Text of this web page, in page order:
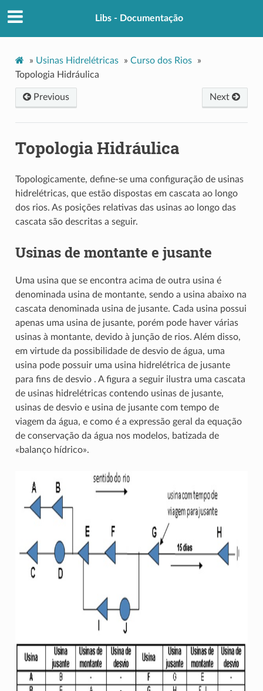
Libs - Documentação
» Usinas Hidrelétricas » Curso dos Rios
»
Topologia Hidráulica
Next
Previous
Topologia Hidráulica
Topologicamente, define-se uma configuração de usinas
hidrelétricas, que estão dispostas em cascata ao longo
dos rios. As posições relativas das usinas ao longo das
cascata são descritas a seguir.
Usinas de montante e jusante
Uma usina que se encontra acima de outra usina é
denominada usina de montante, sendo a usina abaixo na
cascata denominada usina de jusante. Cada usina possui
apenas uma usina de jusante, porém pode haver várias
usinas à montante, devido à junção de rios. Além disso,
em virtude da possibilidade de desvio de água, uma
usina pode possuir uma usina hidrelétrica de jusante
para fins de desvio . A figura a seguir ilustra uma cascata
de usinas hidrelétricas contendo usinas de jusante,
usinas de desvio e usina de jusante com tempo de
viagem da água, e como é a expressão geral da equação
de conservação da água nos modelos, batizada de
«balanço hídrico».